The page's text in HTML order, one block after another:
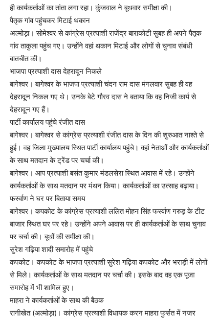
ही कार्यकर्ताओं का तांता लगा रहा। कुंजवाल ने बूथवार समीक्षा की।
पैतृक गांव पहुंचकर मिटाई थकान
अल्मोड़ा। सोमेश्वर से कांग्रेस प्रत्याशी राजेंद्र बाराकोटी सुबह ही अपने पैतृक
गांव ताकुला पहुंच गए। उन्होंने वहां थकान मिटाई और लोगों से चुनाव संबंधी
बातचीत की।
भाजपा प्रत्याशी दास देहरादून निकले
बागेश्वर। बागेश्वर के भाजपा प्रत्याशी चंदन राम दास मंगलवार सुबह ही वह
देहरादून निकल गए थे। उनके बेटे गौरव दास ने बताया कि वह निजी कार्य से
देहरादून गए हैं।
पार्टी कार्यालय पहुंचे रंजीत दास
बागेश्वर। बागेश्वर से कांग्रेस प्रत्याशी रंजीत दास के दिन की शुरुआत नाश्ते से
हुई। वह जिला मुख्यालय स्थित पार्टी कार्यालय पहुंचे। वहां नेताओं और कार्यकर्ताओं
के साथ मतदान के ट्रेंड पर चर्चा की।
बागेश्वर। आप प्रत्याशी बसंत कुमार मंडलसेरा स्थित आवास में रहे। उन्होंने
कार्यकर्ताओं के साथ मतदान पर मंथन किया। कार्यकर्ताओं का उत्साह बढ़ाया।
फर्स्वाण ने घर पर बिताया समय
बागेश्वर। कपकोट के कांग्रेस प्रत्याशी ललित मोहन सिंह फर्स्वाण गरुड़ के टीट
बाजार स्थित घर पर रहे। उन्होंने अपने आवास पर ही कार्यकर्ताओं के साथ चुनाव
पर चर्चा की। बूथों की समीक्षा की।
सुरेश गढ़िया शादी समारोह में पहुंचे
कपकोट। कपकोट के भाजपा प्रत्याशी सुरेश गढ़िया कपकोट और भराड़ी में लोगों
से मिले। कार्यकर्ताओं के साथ मतदान पर चर्चा की। इसके बाद वह एक पूजा
समारोह में भी शामिल हुए।
माहरा ने कार्यकर्ताओं के साथ की बैठक
रानीखेत (अल्मोड़ा)। कांग्रेस प्रत्याशी विधायक करन माहरा फुर्सत में नजर